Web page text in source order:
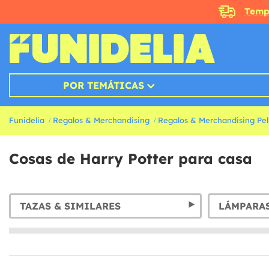
POR TEMÁTICAS
Funidelia Regalos & Merchandising Regalos & Merchandising
Cosas de Harry Potter para casa
TAZAS & SIMILARES